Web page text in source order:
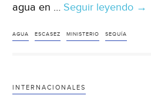
agua en … Seguir leyendo →
AGUA ESCASEZ MINISTERIO SEQUÍA
INTERNACIONALES